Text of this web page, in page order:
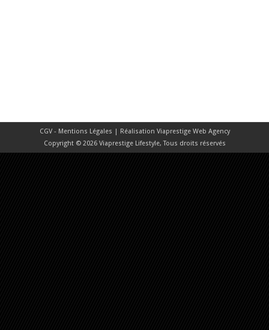
CGV - Mentions Légales | Réalisation Viaprestige Web Agency
Copyright © 2026 Viaprestige Lifestyle, Tous droits réservés